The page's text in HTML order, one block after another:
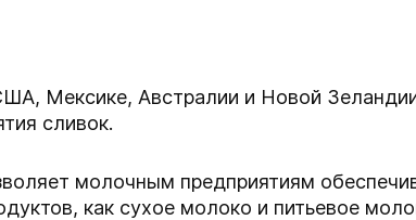
Мексике, Австралии и Новой
сливок.
молочным предприятиям
как сухое молоко и питьевое